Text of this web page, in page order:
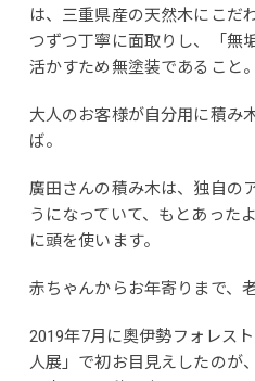
は、三重県産の天然木にこだ
つずつ丁寧に面取りし、「無
活かすため無塗装であること。
大人のお客様が自分用に積み
ば。
廣田さんの積み木は、独自の
うになっていて、もとあった
に頭を使います。
赤ちゃんからお年寄りまで、
2019年7月に奧伊勢フォレス
人展」で初お目見えしたのが